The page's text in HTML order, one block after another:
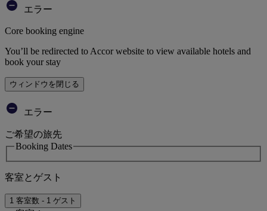
エラー
Core booking engine
You’ll be redirected to Accor website to view available hotels and
book your stay
ウィンドウを閉じる
エラー
ご希望の旅先
Booking Dates
客室とゲスト
1 客室数 - 1 ゲスト